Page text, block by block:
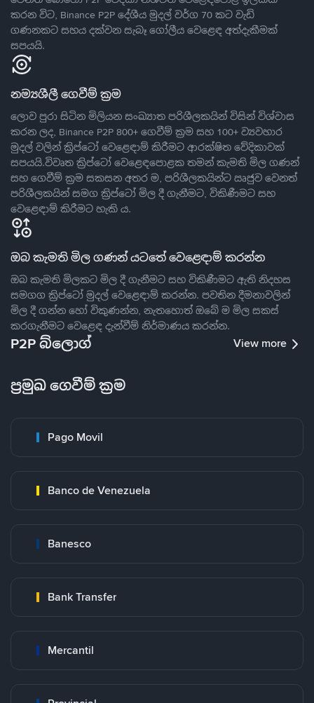
කරන විට, Binance P2P දේශීය මුදල් වර්ග 70 කට වැඩි
ගණනකට සහය දක්වන සැබෑ ගෝලීය වෙළෙඳ අත්දැකීමක්
සපයයි.
නම්‍යශීලී ගෙවීම් ක්‍රම
ලොව පුරා සිටින මිලියන සංඛ්‍යාත පරිශීලකයින් විසින් විශ්වාස
කරන ලද, Binance P2P 800+ ගෙවීම් ක්‍රම සහ 100+ ව්‍යවහාර
මුදල් වලින් ක්‍රිප්ටෝ වෙළෙඳාම් කිරීමට ආරක්ෂිත වේදිකාවක්
සපයයි.විවෘත ක්‍රිප්ටෝ වෙළෙඳපොළක තමන් කැමති මිල ගණන්
සහ ගෙවීම් ක්‍රම සකසන අතර ම, පරිශීලකයින්ට ඍජුව වෙනත්
පරිශීලකයින් සමග ක්‍රිප්ටෝ මිල දී ගැනීමට, විකිණීමට සහ
වෙළෙඳාම් කිරීමට හැකි ය.
ඔබ කැමති මිල ගණන් යටතේ වෙළෙඳාම් කරන්න
ඔබ කැමති මිලකට මිල දී ගැනීමට සහ විකිණීමට ඇති නිදහස
සමගග ක්‍රිප්ටෝ මුදල් වෙළෙඳාම් කරන්න. පවතින දීමනාවලින්
මිල දී ගන්න හෝ විකුණන්න, නැතහොත් ඔබේ ම මිල සකස්
කරගැනීමට වෙළෙඳ දැන්වීම් නිර්මාණය කරන්න.
P2P බ්ලොග් View more
ප්‍රමුඛ ගෙවීම් ක්‍රම
Pago Movil
Banco de Venezuela
Banesco
Bank Transfer
Mercantil